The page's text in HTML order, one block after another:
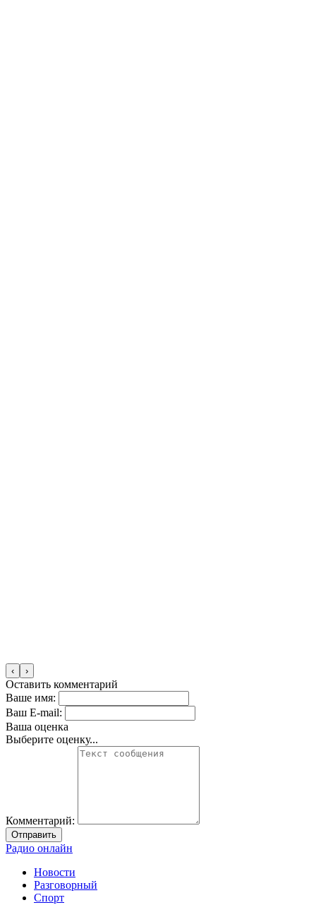
‹ ›
Оставить комментарий
Ваше имя:
Ваш E-mail:
Ваша оценка
Выберите оценку...
Комментарий:
Отправить
Радио онлайн
Новости
Разговорный
Спорт